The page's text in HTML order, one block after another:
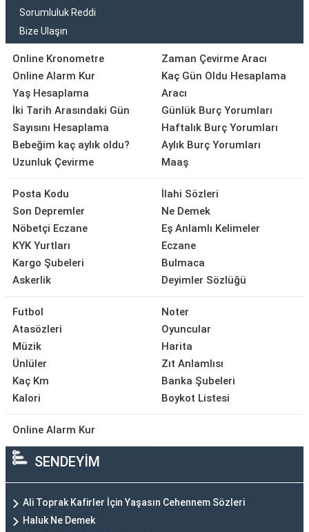
Sorumluluk Reddi
Bize Ulaşın
Online Kronometre
Online Alarm Kur
Yaş Hesaplama
İki Tarih Arasındaki Gün
Sayısını Hesaplama
Bebeğim kaç aylık oldu?
Uzunluk Çevirme
Zaman Çevirme Aracı
Kaç Gün Oldu Hesaplama
Aracı
Günlük Burç Yorumları
Haftalık Burç Yorumları
Aylık Burç Yorumları
Maaş
Posta Kodu
Son Depremler
Nöbetçi Eczane
KYK Yurtları
Kargo Şubeleri
Askerlik
İlahi Sözleri
Ne Demek
Eş Anlamlı Kelimeler
Eczane
Bulmaca
Deyimler Sözlüğü
Futbol
Atasözleri
Müzik
Ünlüler
Kaç Km
Kalori
Noter
Oyuncular
Harita
Zıt Anlamlısı
Banka Şubeleri
Boykot Listesi
Online Alarm Kur
SENDEYİM
Ali Toprak Kafirler İçin Yaşasın Cehennem Sözleri
Haluk Ne Demek